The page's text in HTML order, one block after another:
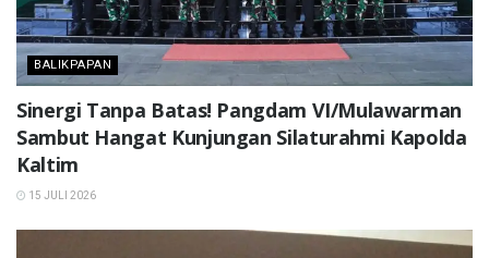
BALIKPAPAN
Sinergi Tanpa Batas! Pangdam VI/Mulawarman
Sambut Hangat Kunjungan Silaturahmi Kapolda
Kaltim
15 JULI 2026